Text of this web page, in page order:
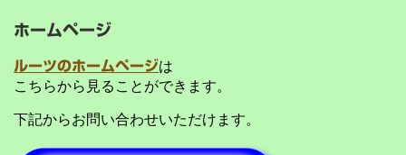
ホームページ
ルーツのホームページは
こちらから見ることができます。
下記からお問い合わせいただけます。